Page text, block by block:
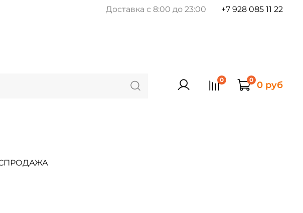
Доставка с 8:00 до 23:00 +7 928 085 11 22
0 0 0 руб